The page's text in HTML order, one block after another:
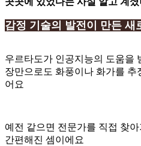
감정 기술의 발전이 만든 새
우르타도가 인공지능의 도움을
장만으로도 화풍이나 화가를 추
어요
예전 같으면 전문가를 직접 찾
간편해진 셈이에요